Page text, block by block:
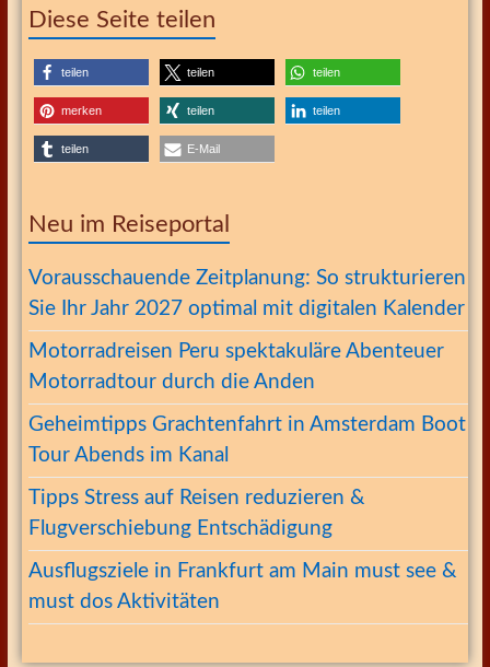
Diese Seite teilen
teilen teilen teilen
merken teilen teilen
teilen E-Mail
Neu im Reiseportal
Vorausschauende Zeitplanung: So strukturieren
Sie Ihr Jahr 2027 optimal mit digitalen Kalender
Motorradreisen Peru spektakuläre Abenteuer
Motorradtour durch die Anden
Geheimtipps Grachtenfahrt in Amsterdam Boot
Tour Abends im Kanal
Tipps Stress auf Reisen reduzieren &
Flugverschiebung Entschädigung
Ausflugsziele in Frankfurt am Main must see &
must dos Aktivitäten